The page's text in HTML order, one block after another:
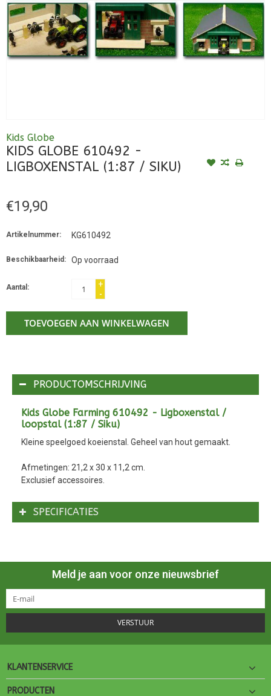
Kids Globe
KIDS GLOBE 610492 -
LIGBOXENSTAL (1:87 / SIKU)
€19,90
Artikelnummer: KG610492
Beschikbaarheid: Op voorraad
Aantal:
+
-
TOEVOEGEN AAN WINKELWAGEN
PRODUCTOMSCHRIJVING
Kids Globe Farming 610492 - Ligboxenstal /
loopstal (1:87 / Siku)
Kleine speelgoed koeienstal. Geheel van hout gemaakt.
Afmetingen: 21,2 x 30 x 11,2 cm.
Exclusief accessoires.
SPECIFICATIES
Meld je aan voor onze nieuwsbrief
VERSTUUR
KLANTENSERVICE
PRODUCTEN